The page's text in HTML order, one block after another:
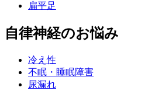
扁平足
自律神経のお悩み
冷え性
不眠・睡眠障害
尿漏れ